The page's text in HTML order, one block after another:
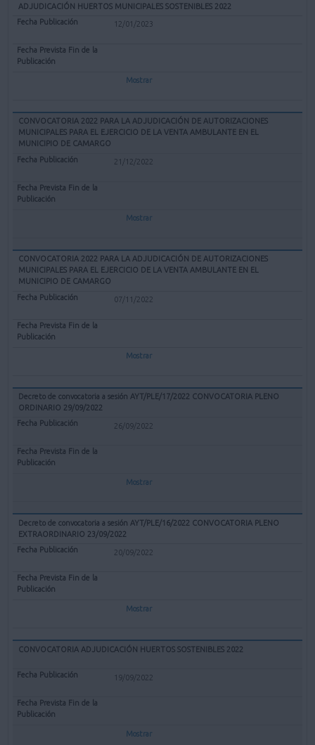
ADJUDICACIÓN HUERTOS MUNICIPALES SOSTENIBLES 2022
12/01/2023
Mostrar
CONVOCATORIA 2022 PARA LA ADJUDICACIÓN DE AUTORIZACIONES
MUNICIPALES PARA EL EJERCICIO DE LA VENTA AMBULANTE EN EL
MUNICIPIO DE CAMARGO
21/12/2022
Mostrar
CONVOCATORIA 2022 PARA LA ADJUDICACIÓN DE AUTORIZACIONES
MUNICIPALES PARA EL EJERCICIO DE LA VENTA AMBULANTE EN EL
MUNICIPIO DE CAMARGO
07/11/2022
Mostrar
Decreto de convocatoria a sesión AYT/PLE/17/2022 CONVOCATORIA PLENO
ORDINARIO 29/09/2022
26/09/2022
Mostrar
Decreto de convocatoria a sesión AYT/PLE/16/2022 CONVOCATORIA PLENO
EXTRAORDINARIO 23/09/2022
20/09/2022
Mostrar
CONVOCATORIA ADJUDICACIÓN HUERTOS SOSTENIBLES 2022
19/09/2022
Mostrar